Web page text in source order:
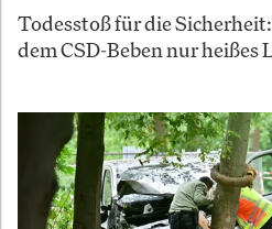
Todesstoß für die
dem CSD-Beben nur heißes